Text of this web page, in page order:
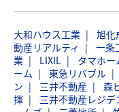
大和ハウス工業 旭化
動産リアルティ
一条
業
LIXIL タマホー
ーム
東急リバブル
ン
三井不動産 森
揮
三井不動産レジデ